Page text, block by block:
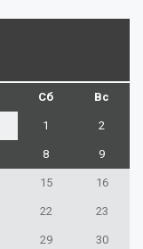
Сб Вс
1 2
8 9
15 16
22 23
29 30